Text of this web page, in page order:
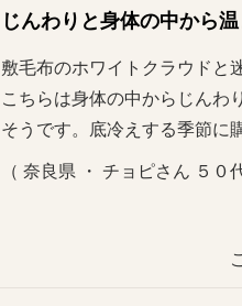
じんわりと身体の中から
敷毛布のホワイトクラウドと
こちらは身体の中からじんわ
そうです。底冷えする季節に
（ 奈良県 ・ チョピさん ５０